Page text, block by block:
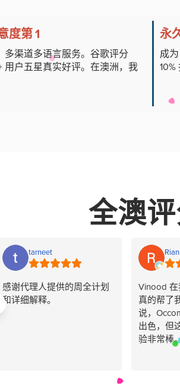
度第 1
多渠道多语言服务。谷歌评分
用户五星真实好评。在澳洲，我
永
成
10%
全澳
tarneet
感谢代理人提供的周全计划
和详细解释。
Vinood
真的帮了
说，
出色，但
验非常棒